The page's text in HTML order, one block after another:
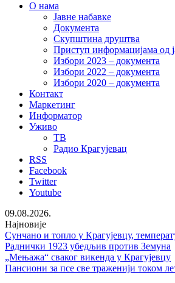
О нама
Јавне набавке
Документа
Скупштина друштва
Приступ информацијама од
Избори 2023 – документа
Избори 2022 – документа
Избори 2020 – документа
Контакт
Маркетинг
Информатор
Уживо
ТВ
Радио Крагујевац
RSS
Facebook
Twitter
Youtube
09.08.2026.
Најновије
Сунчано и топло у Крагујевцу,
Раднички 1923 убедљив против Земуна
„Мењажа“ сваког викенда у Крагујевцу
Пансиони за псе све траженији током